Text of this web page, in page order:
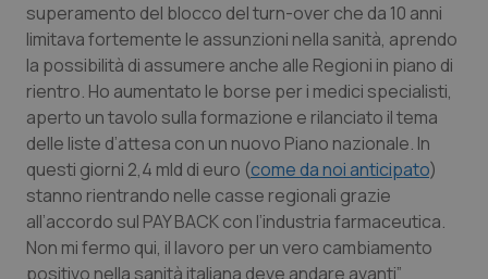
Quotidiano Cardiologia
Quotidiano Chirurgia
Quotidiano Oncologia
Quotidiano Pediatria
Rene & patologie urogenitali
superamento del blocco del turn-over che da 10 anni
limitava fortemente le assunzioni nella sanità, aprendo
la possibilità di assumere anche alle Regioni in piano di
rientro. Ho aumentato le borse per i medici specialisti,
aperto un tavolo sulla formazione e rilanciato il tema
delle liste d’attesa con un nuovo Piano nazionale. In
questi giorni 2,4 mld di euro (come da noi anticipato)
stanno rientrando nelle casse regionali grazie
all’accordo sul PAY BACK con l’industria farmaceutica.
Non mi fermo qui, il lavoro per un vero cambiamento
positivo nella sanità italiana deve andare avanti”